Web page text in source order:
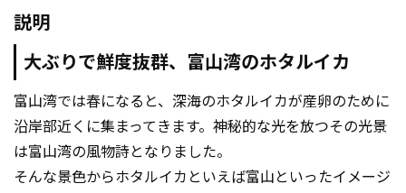
説明
大ぶりで鮮度抜群、富山湾のホタルイカ
富山湾では春になると、深海のホタルイカが産卵のために
沿岸部近くに集まってきます。神秘的な光を放つその光景
は富山湾の風物詩となりました。
そんな景色からホタルイカといえば富山といったイメージ